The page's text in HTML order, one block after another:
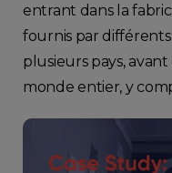
entrant dans la
fournis par
plusieurs pays,
monde entier, y